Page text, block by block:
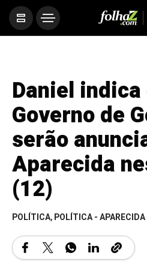
Daniel
Governo de
serão
Aparecida
(12)
POLÍTICA,POLÍTICA - APARECIDA